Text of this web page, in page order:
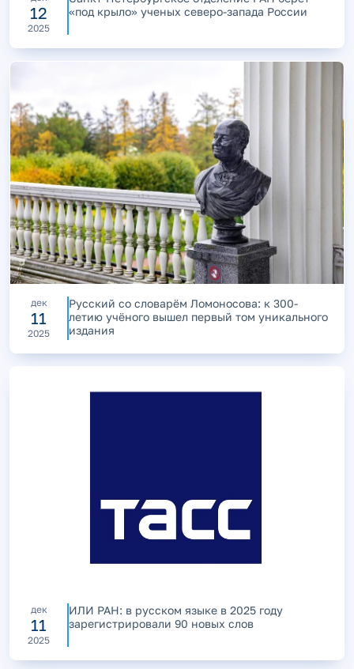
12
2025
«под крыло» ученых северо-запада России
дек
11
2025
Русский со словарём Ломоносова: к 300-
летию учёного вышел первый том уникального
издания
дек
11
2025
ИЛИ РАН: в русском языке в 2025 году
зарегистрировали 90 новых слов